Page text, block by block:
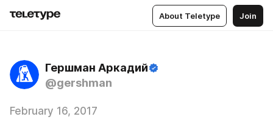
About Teletype Join
Гершман Аркадий
@gershman
February 16, 2017